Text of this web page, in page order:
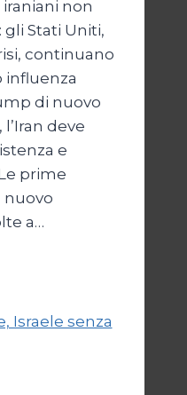
non
gli Stati Uniti,
continuano
influenza
di nuovo
l’Iran deve
e
prime
nuovo
a…